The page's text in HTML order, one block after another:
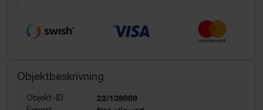
Objektbeskrivning
Objekt-ID 22/139889